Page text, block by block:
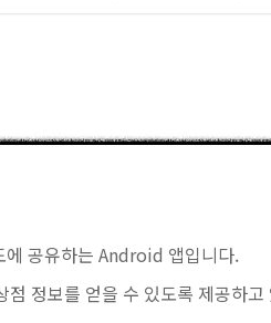
공유하는 Android 앱입니다.
정보를 얻을 수 있도록 제공하고